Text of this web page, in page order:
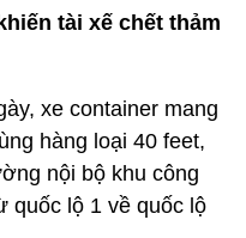
tài xế chết thảm
xe container mang
hàng loại 40 feet,
nội bộ khu công
quốc lộ 1 về quốc lộ